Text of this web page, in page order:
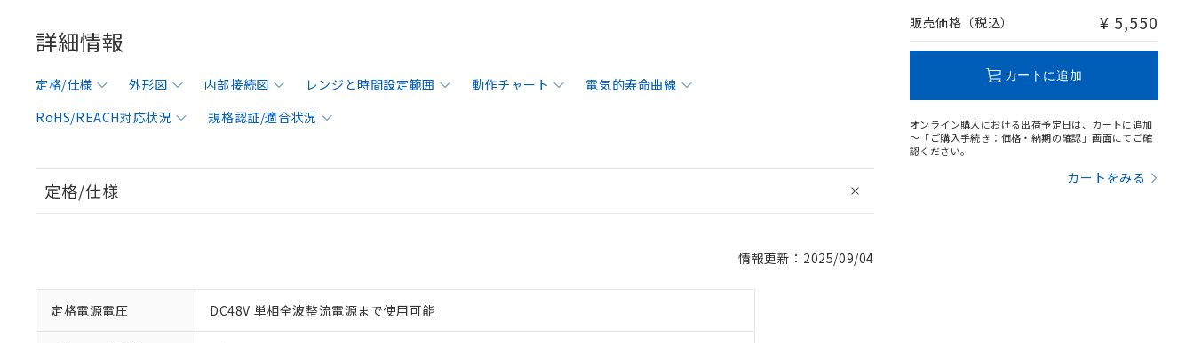
詳細情報
定格/仕様 外形図 内部接続図 レンジと時間設定範囲 動作チャート
電気的寿命曲線
RoHS/REACH対応状況
規格認証/適合状況
定格/仕様
情報更新：2025/09/04
定格電源電圧 DC48V 単相全波整流電源まで使用可能
販売価格（税込） ¥ 5,550
カートに追加
オンライン購入における出荷予定日は、カートに追加
～「ご購入手続き：価格・納期の確認」画面にてご確
認ください。
カートをみる